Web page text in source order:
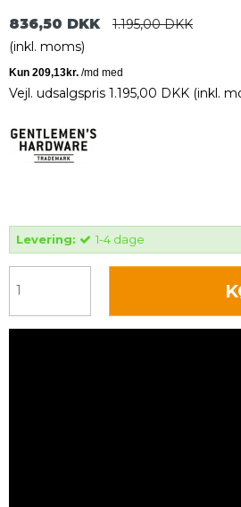
836,50 DKK
1.195,00 DKK
(inkl. moms)
Vejl. udsalgspris 1.195,00 DKK (inkl.
Levering: 1-4 dage